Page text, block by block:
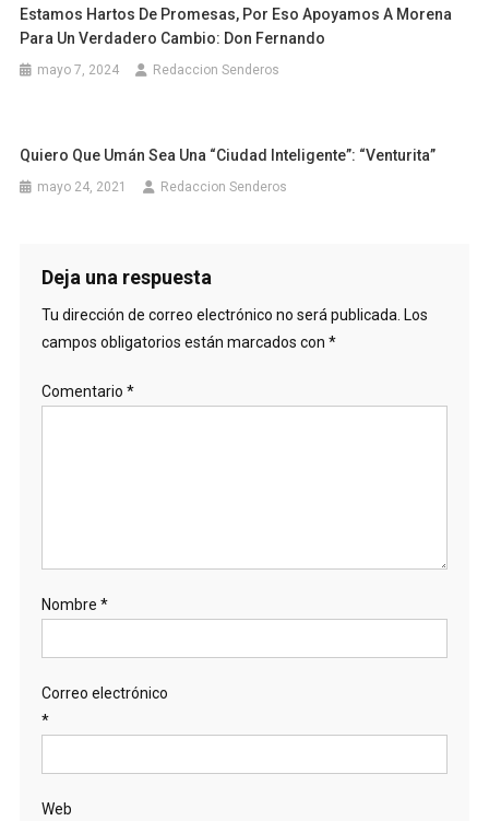
Estamos Hartos De Promesas, Por Eso Apoyamos A Morena
Para Un Verdadero Cambio: Don Fernando
mayo 7, 2024 Redaccion Senderos
Quiero Que Umán Sea Una “ciudad Inteligente”: “Venturita”
mayo 24, 2021 Redaccion Senderos
Deja una respuesta
Tu dirección de correo electrónico no será publicada. Los
campos obligatorios están marcados con *
Comentario *
Nombre *
Correo electrónico
*
Web